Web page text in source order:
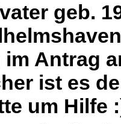
geb.
Antrag
ist es
um Hilfe